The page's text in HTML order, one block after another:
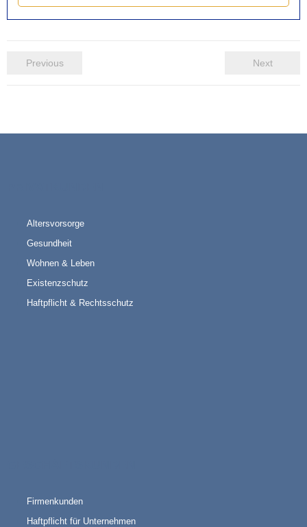
Previous Next
Altersvorsorge
Gesundheit
Wohnen & Leben
Existenzschutz
Haftpflicht & Rechtsschutz
Firmenkunden
Haftpflicht für Unternehmen